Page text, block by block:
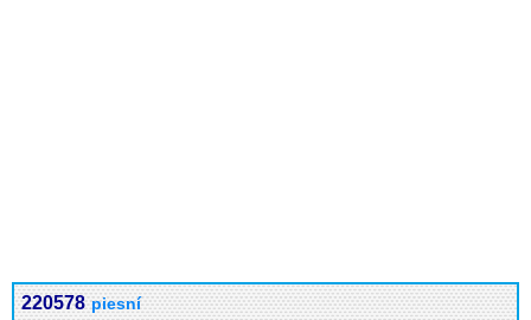
220578 piesní